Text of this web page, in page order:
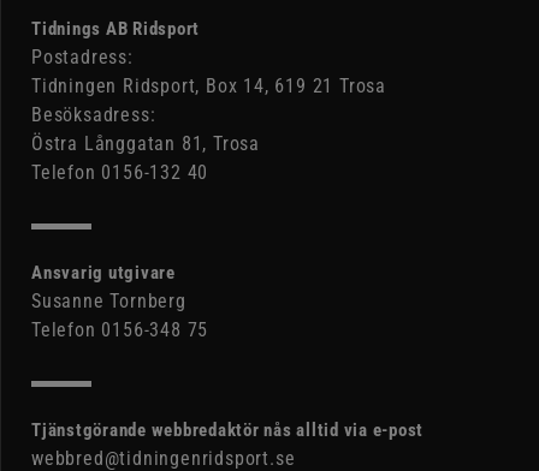
Tidnings AB Ridsport
Postadress:
Tidningen Ridsport, Box 14, 619 21 Trosa
Besöksadress:
Östra Långgatan 81, Trosa
Telefon 0156-132 40
Ansvarig utgivare
Susanne Tornberg
Telefon 0156-348 75
Tjänstgörande webbredaktör nås alltid via e-post
webbred@tidningenridsport.se